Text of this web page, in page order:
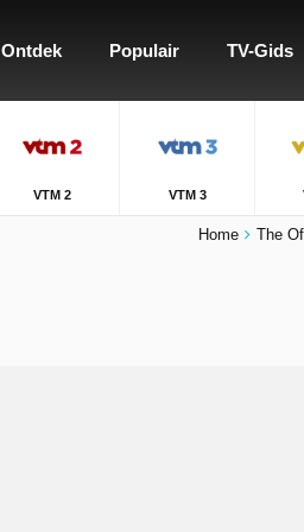
Ontdek Populair TV-Gids
VTM 2 VTM 3
Home The